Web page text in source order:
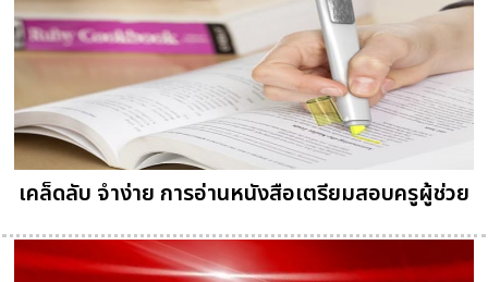
เคล็ดลับ จำง่าย การอ่านหนังสือเตรียมสอบครูผู้ช่วย